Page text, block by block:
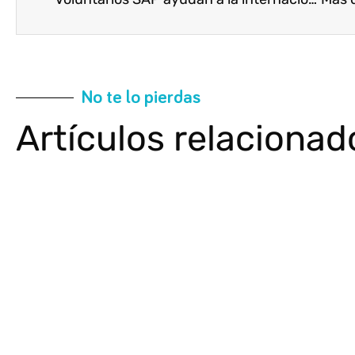
No te lo pierdas
Artículos